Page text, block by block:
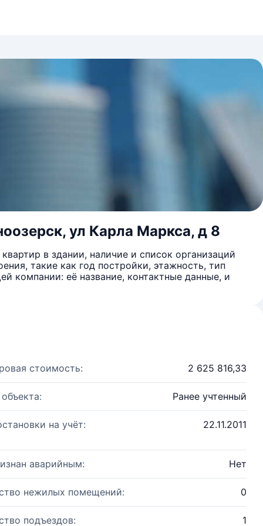
ул Карла Маркса, д 8
в здании, наличие и список организаций
такие как год постройки, этажность, тип
компании: её название, контактные данные, и
стоимость: 2 625 816,33
Ранее учтенный
на учёт: 22.11.2011
аварийным: Нет
нежилых помещений: 0
подъездов: 1